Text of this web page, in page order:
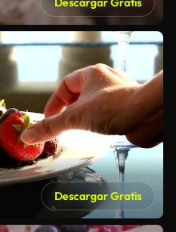
Descargar Gratis